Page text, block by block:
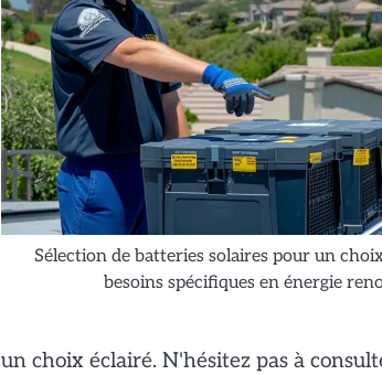
Sélection de batteries solaires pour un
besoins spécifiques en énergie
un choix éclairé. N'hésitez pas à